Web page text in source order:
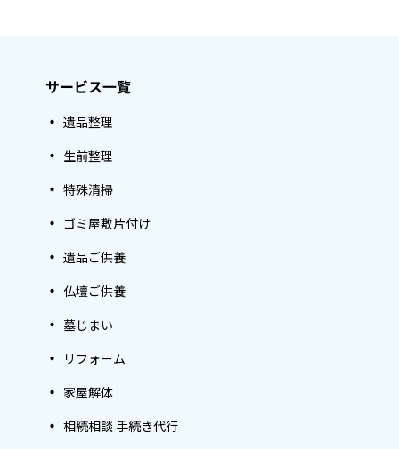
サービス一覧
遺品整理
生前整理
特殊清掃
ゴミ屋敷片付け
遺品ご供養
仏壇ご供養
墓じまい
リフォーム
家屋解体
相続相談 手続き代行